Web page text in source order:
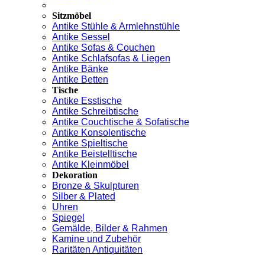
Sitzmöbel
Antike Stühle & Armlehnstühle
Antike Sessel
Antike Sofas & Couchen
Antike Schlafsofas & Liegen
Antike Bänke
Antike Betten
Tische
Antike Esstische
Antike Schreibtische
Antike Couchtische & Sofatische
Antike Konsolentische
Antike Spieltische
Antike Beistelltische
Antike Kleinmöbel
Dekoration
Bronze & Skulpturen
Silber & Plated
Uhren
Spiegel
Gemälde, Bilder & Rahmen
Kamine und Zubehör
Raritäten Antiquitäten